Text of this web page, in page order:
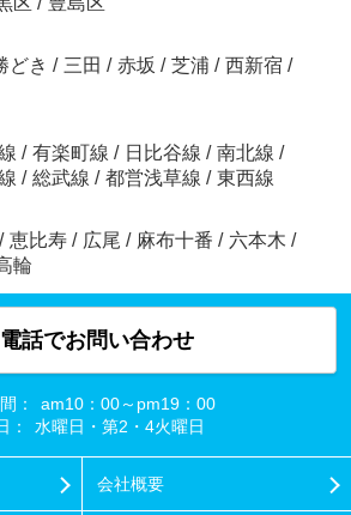
どき / 三田 / 赤坂 / 芝浦 / 西新宿 /
/ 有楽町線 / 日比谷線 / 南北線 /
/ 総武線 / 都営浅草線 / 東西線
/ 恵比寿 / 広尾 / 麻布十番 / 六本木 /
輪
電話でお問い合わせ
：
am10：00～pm19：00
：
水曜日・第2・4火曜日
会社概要